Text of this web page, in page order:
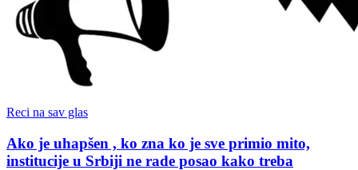
Reci na sav glas
Ako je uhapšen , ko zna ko je sve primio mito,
institucije u Srbiji ne rade posao kako treba